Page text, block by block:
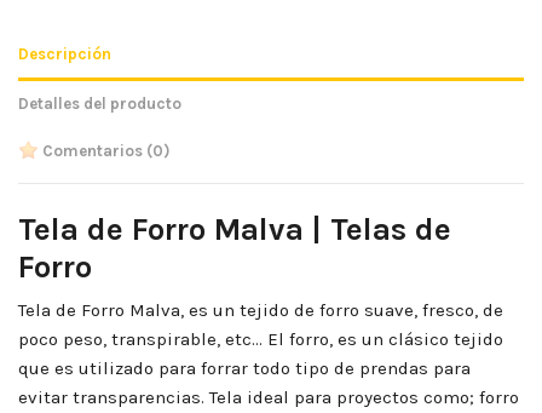
Descripción
Detalles del producto
Comentarios (0)
Tela de Forro Malva | Telas de
Forro
Tela de Forro Malva, es un tejido de forro suave, fresco, de
poco peso, transpirable, etc... El forro, es un clásico tejido
que es utilizado para forrar todo tipo de prendas para
evitar transparencias. Tela ideal para proyectos como; forro